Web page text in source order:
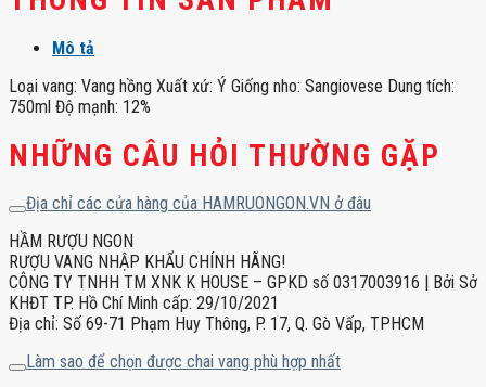
Cesenatico
lượngMô tả
Loại vang: Vang hồng Xuất xứ: Ý Giống nho: Sangiovese Dung tích:
750ml Độ mạnh: 12%
NHỮNG CÂU HỎI THƯỜNG GẶP
Địa chỉ các cửa hàng của HAMRUONGON.VN ở đâu
HẦM RƯỢU NGON
RƯỢU VANG NHẬP KHẨU CHÍNH HÃNG!
CÔNG TY TNHH TM XNK K HOUSE – GPKD số 0317003916 | Bởi Sở
KHĐT TP. Hồ Chí Minh cấp: 29/10/2021
Địa chỉ: Số 69-71 Phạm Huy Thông, P. 17, Q. Gò Vấp, TPHCM
Làm sao để chọn được chai vang phù hợp nhất